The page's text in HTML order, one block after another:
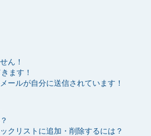
ん！
ます！
ールが自分に送信されています！
クリストに追加・削除するには？